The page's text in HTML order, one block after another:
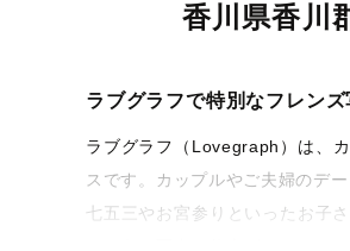
香川県香川
ラブグラフで特別なフレン
ラブグラフ（Lovegraph）は、
スです。カップルやご夫婦のデ
七五三やお宮参りといったお子